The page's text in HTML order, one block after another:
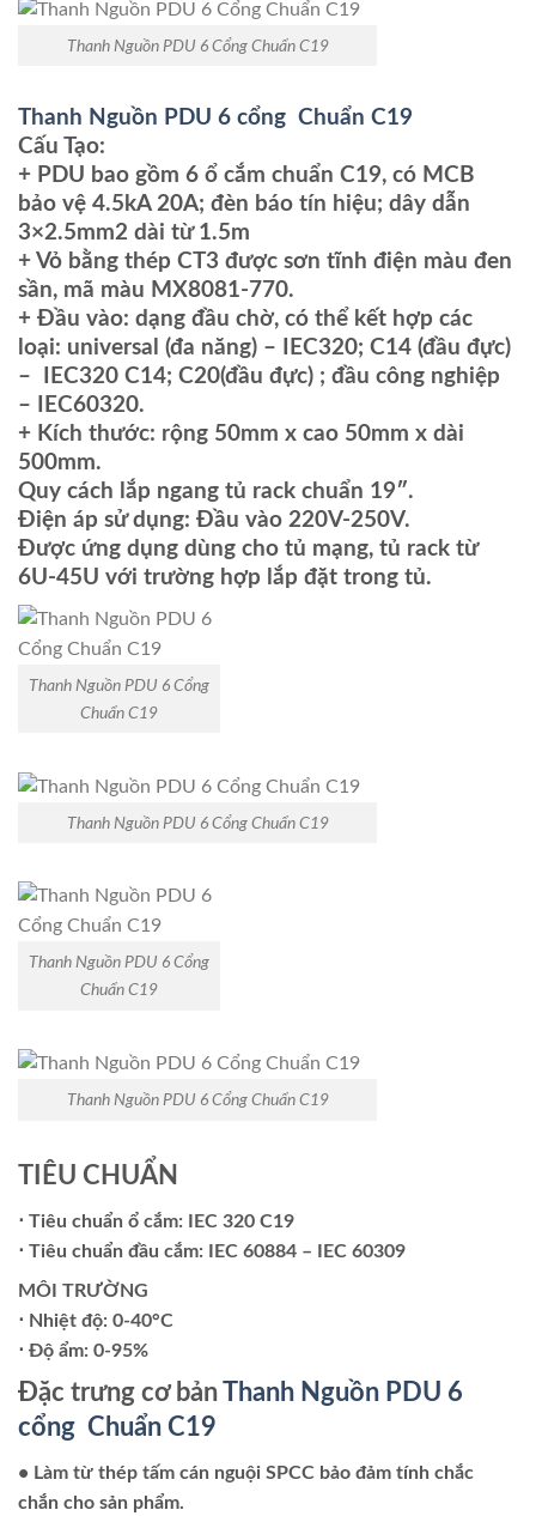
Thanh Nguồn PDU 6 Cổng Chuẩn C19
Thanh Nguồn PDU 6 cổng Chuẩn C19
Cấu Tạo:
+ PDU bao gồm 6 ổ cắm chuẩn C19, có MCB
bảo vệ 4.5kA 20A; đèn báo tín hiệu; dây dẫn
3×2.5mm2 dài từ 1.5m
+ Vỏ bằng thép CT3 được sơn tĩnh điện màu đen
sần, mã màu MX8081-770.
+ Đầu vào: dạng đầu chờ, có thể kết hợp các
loại: universal (đa năng) – IEC320; C14 (đầu đực)
– IEC320 C14; C20(đầu đực) ; đầu công nghiệp
– IEC60320.
+ Kích thước: rộng 50mm x cao 50mm x dài
500mm.
Quy cách lắp ngang tủ rack chuẩn 19″.
Điện áp sử dụng: Đầu vào 220V-250V.
Được ứng dụng dùng cho tủ mạng, tủ rack từ
6U-45U với trường hợp lắp đặt trong tủ.
Thanh Nguồn PDU 6 Cổng
Chuẩn C19
Thanh Nguồn PDU 6 Cổng Chuẩn C19
Thanh Nguồn PDU 6 Cổng
Chuẩn C19
Thanh Nguồn PDU 6 Cổng Chuẩn C19
TIÊU CHUẨN
⋅ Tiêu chuẩn ổ cắm: IEC 320 C19
⋅ Tiêu chuẩn đầu cắm: IEC 60884 – IEC 60309
MÔI TRƯỜNG
⋅ Nhiệt độ: 0-40°C
⋅ Độ ẩm: 0-95%
Đặc trưng cơ bảnThanh Nguồn PDU 6
cổng Chuẩn C19
• Làm từ thép tấm cán nguội SPCC bảo đảm tính chắc
chắn cho sản phẩm.